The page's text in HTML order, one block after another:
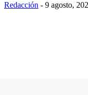
Redacción - 9 agosto,